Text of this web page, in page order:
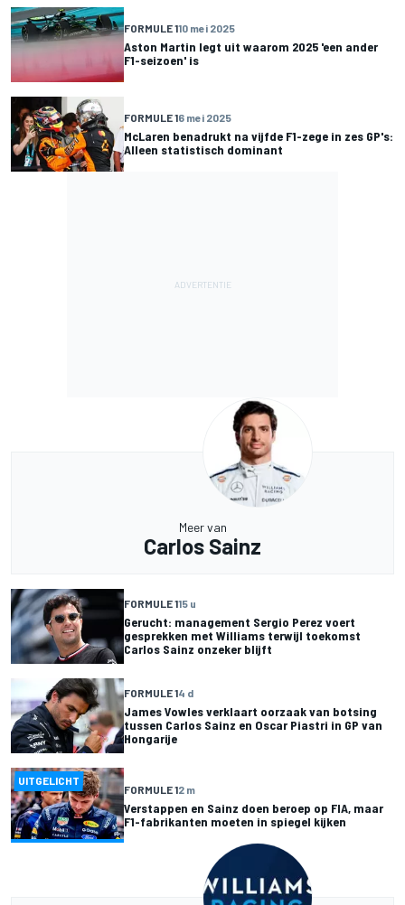
FORMULE 110 mei 2025
Aston Martin legt uit waarom 2025 'een ander
F1-seizoen' is
FORMULE 16 mei 2025
McLaren benadrukt na vijfde F1-zege in zes GP's:
Alleen statistisch dominant
Meer van
Carlos Sainz
FORMULE 115 u
Gerucht: management Sergio Perez voert
gesprekken met Williams terwijl toekomst
Carlos Sainz onzeker blijft
FORMULE 14 d
James Vowles verklaart oorzaak van botsing
tussen Carlos Sainz en Oscar Piastri in GP van
Hongarije
UITGELICHT
FORMULE 12 m
Verstappen en Sainz doen beroep op FIA, maar
F1-fabrikanten moeten in spiegel kijken